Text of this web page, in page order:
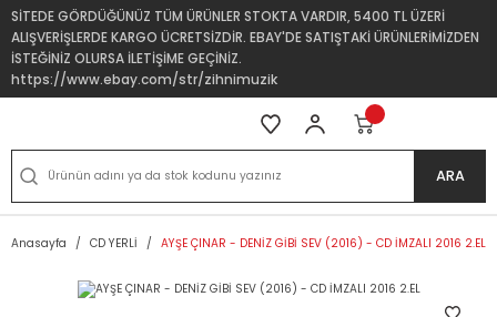
SİTEDE GÖRDÜĞÜNÜZ TÜM ÜRÜNLER STOKTA VARDIR, 5400 TL ÜZERİ
ALIŞVERİŞLERDE KARGO ÜCRETSİZDİR. EBAY'DE SATIŞTAKİ ÜRÜNLERİMİZDEN
İSTEĞİNİZ OLURSA İLETİŞİME GEÇİNİZ.
https://www.ebay.com/str/zihnimuzik
ARA
Anasayfa CD YERLİ AYŞE ÇINAR - DENİZ GİBİ SEV (2016) - CD İMZALI 2016 2.EL